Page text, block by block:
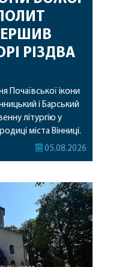
РІЗДВА
Почаївської ікони
і Барський
літургію у
міста Вінниці.
підносилися
за воїнів, які
05.08.2026